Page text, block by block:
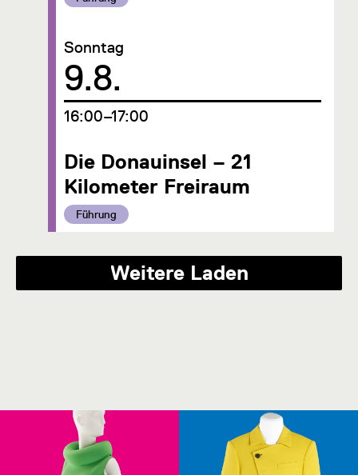
Die Donauinsel – 21
Kilometer Freiraum
Kategorie:
Führung
Sonntag
Datum
9.8.
um
16:00–17:00
Weitere Laden